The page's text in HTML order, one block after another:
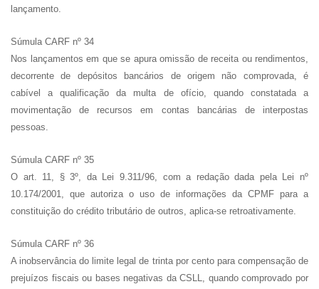
lançamento.
Súmula CARF nº 34
Nos lançamentos em que se apura omissão de receita ou rendimentos,
decorrente de depósitos bancários de origem não comprovada, é
cabível a qualificação da multa de ofício, quando constatada a
movimentação de recursos em contas bancárias de interpostas
pessoas.
Súmula CARF nº 35
O art. 11, § 3º, da Lei 9.311/96, com a redação dada pela Lei nº
10.174/2001, que autoriza o uso de informações da CPMF para a
constituição do crédito tributário de outros, aplica-se retroativamente.
Súmula CARF nº 36
A inobservância do limite legal de trinta por cento para compensação de
prejuízos fiscais ou bases negativas da CSLL, quando comprovado por